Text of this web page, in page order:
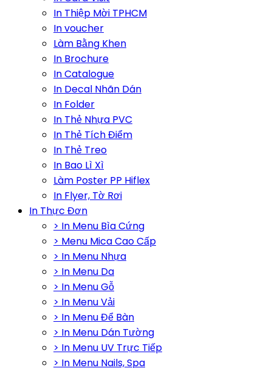
In Thiệp Mời TPHCM
In voucher
Làm Bằng Khen
In Brochure
In Catalogue
In Decal Nhãn Dán
In Folder
In Thẻ Nhựa PVC
In Thẻ Tích Điểm
In Thẻ Treo
In Bao Lì Xì
Làm Poster PP Hiflex
In Flyer, Tờ Rơi
In Thực Đơn
> In Menu Bìa Cứng
> Menu Mica Cao Cấp
> In Menu Nhựa
> In Menu Da
> In Menu Gỗ
> In Menu Vải
> In Menu Để Bàn
> In Menu Dán Tường
> In Menu UV Trực Tiếp
> In Menu Nails, Spa